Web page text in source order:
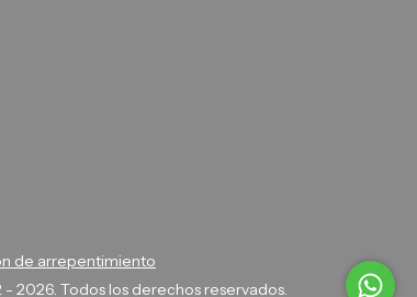
de arrepentimiento
2026. Todos los derechos reservados.